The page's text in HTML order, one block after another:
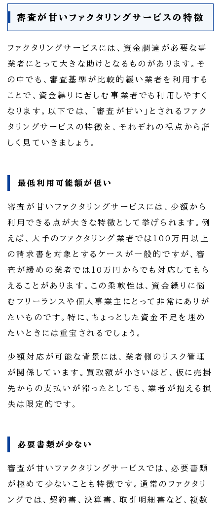
審査が甘いファクタリングサービスの特徴
ファクタリングサービスには、資金調達が必要な事
業者にとって大きな助けとなるものがあります。そ
の中でも、審査基準が比較的緩い業者を利用する
ことで、資金繰りに苦しむ事業者でも利用しやすく
なります。以下では、「審査が甘い」とされるファク
タリングサービスの特徴を、それぞれの視点から詳
しく見ていきましょう。
最低利用可能額が低い
審査が甘いファクタリングサービスには、少額から
利用できる点が大きな特徴として挙げられます。例
えば、大手のファクタリング業者では100万円以上
の請求書を対象とするケースが一般的ですが、審
査が緩めの業者では10万円からでも対応してもら
えることがあります。この柔軟性は、資金繰りに悩
むフリーランスや個人事業主にとって非常にありが
たいものです。特に、ちょっとした資金不足を埋め
たいときには重宝されるでしょう。
少額対応が可能な背景には、業者側のリスク管理
が関係しています。買取額が小さいほど、仮に売掛
先からの支払いが滞ったとしても、業者が抱える損
失は限定的です。
必要書類が少ない
審査が甘いファクタリングサービスでは、必要書類
が極めて少ないことも特徴です。通常のファクタリ
ングでは、契約書、決算書、取引明細書など、複数